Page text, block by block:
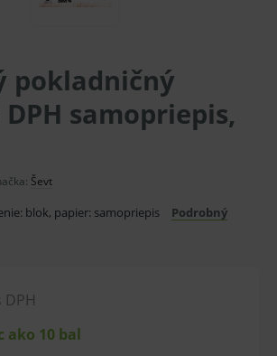
pokladničný
samopriepis,
Ševt
blok, papier: samopriepis
Podrobný
DPH
ako 10 bal